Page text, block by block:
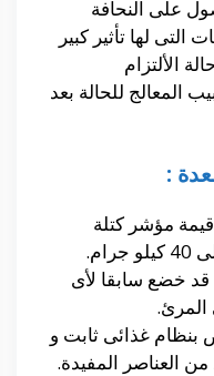
على النحافة
التى لها تأثير كبير
الألتزام
المعالج للحالة بعد
:
مؤشر كتلة
قد خضع سابقا لأى
المرئ.
غذائى ثابت و
العناصر المفيدة.